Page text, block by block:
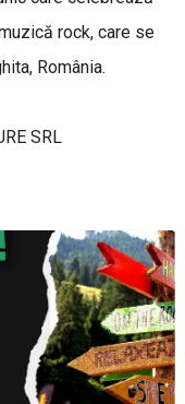
rock, care se
România.
SRL